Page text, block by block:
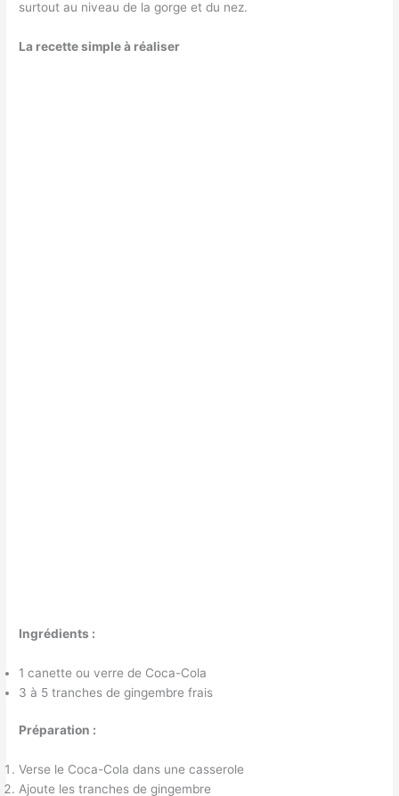
surtout au niveau de la gorge et du nez.
La recette simple à réaliser
Ingrédients :
1 canette ou verre de Coca-Cola
3 à 5 tranches de gingembre frais
Préparation :
Verse le Coca-Cola dans une casserole
Ajoute les tranches de gingembre